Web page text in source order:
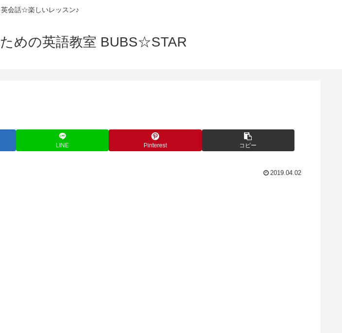
会話☆楽しいレッスン♪
めの英語教室 BUBS☆STAR
LINE Pinterest コピー
2019.04.02